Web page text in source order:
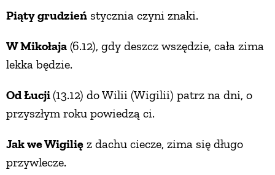
Piąty grudzień stycznia czyni znaki.
W Mikołaja (6.12), gdy deszcz wszędzie, cała zima
lekka będzie.
Od Łucji(13.12) do Wilii (Wigilii) patrz na dni, o
przyszłym roku powiedzą ci.
Jak we Wigilię z dachu ciecze, zima się długo
przywlecze.